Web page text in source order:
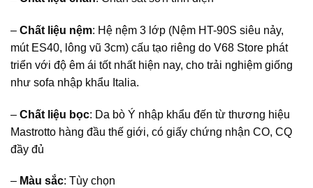
– Chất liệu nệm: Hệ nệm 3 lớp (Nệm HT-90S siêu nảy,
mút ES40, lông vũ 3cm) cấu tạo riêng do V68 Store phát
triển với độ êm ái tốt nhất hiện nay, cho trải nghiệm giống
như sofa nhập khẩu Italia.
– Chất liệu bọc: Da bò Ý nhập khẩu đến từ thương hiệu
Mastrotto hàng đầu thế giới, có giấy chứng nhận CO, CQ
đầy đủ
– Màu sắc: Tùy chọn